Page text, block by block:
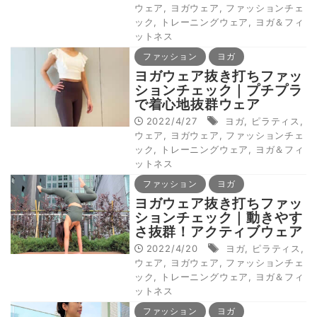
ウェア
ヨガウェア
ファッションチェ
ック
トレーニングウェア
ヨガ＆フィ
ットネス
ファッション ヨガ
ヨガウェア抜き打ちファッ
ションチェック｜プチプラ
で着心地抜群ウェア
2022/4/27 ヨガ ピラティス
ウェア
ヨガウェア
ファッションチェ
ック
トレーニングウェア
ヨガ＆フィ
ットネス
ファッション ヨガ
ヨガウェア抜き打ちファッ
ションチェック｜動きやす
さ抜群！アクティブウェア
2022/4/20 ヨガ ピラティス
ウェア
ヨガウェア
ファッションチェ
ック
トレーニングウェア
ヨガ＆フィ
ットネス
ファッション ヨガ